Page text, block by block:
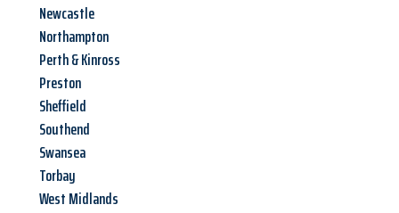
Newcastle
Northampton
Perth & Kinross
Preston
Sheffield
Southend
Swansea
Torbay
West Midlands